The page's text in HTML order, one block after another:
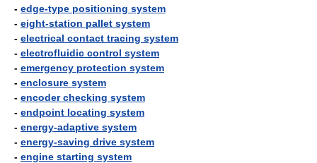
- edge-type positioning system
- eight-station pallet system
- electrical contact tracing system
- electrofluidic control system
- emergency protection system
- enclosure system
- encoder checking system
- endpoint locating system
- energy-adaptive system
- energy-saving drive system
- engine starting system